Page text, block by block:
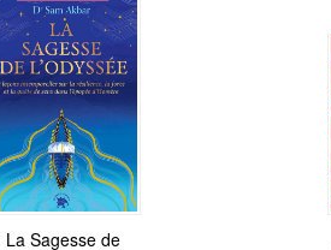
La Sagesse de
Astrologie de l'âme